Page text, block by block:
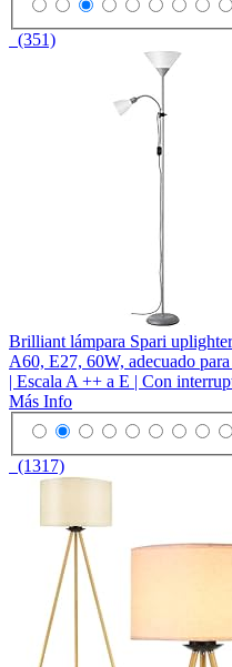
(351)
Brilliant lámpara Spari
A60, E27, 60W, adecuado
| Escala A ++ a E | Con
Más Info
(1317)